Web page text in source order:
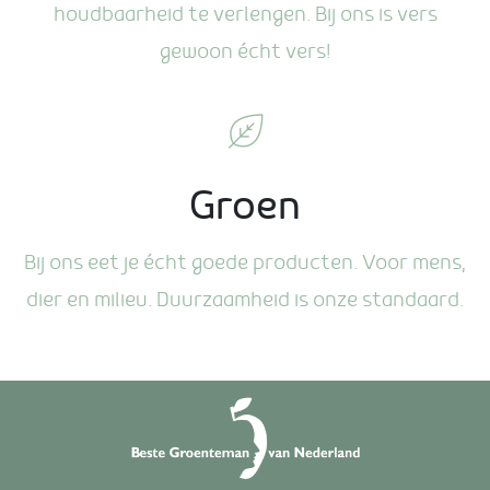
houdbaarheid te verlengen. Bij ons is vers
gewoon écht vers!
Groen
Bij ons eet je écht goede producten. Voor mens,
dier en milieu. Duurzaamheid is onze standaard.